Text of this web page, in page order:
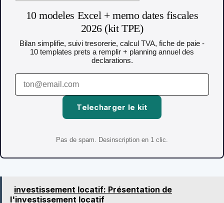
10 modeles Excel + memo dates fiscales
2026 (kit TPE)
Bilan simplifie, suivi tresorerie, calcul TVA, fiche de paie -
10 templates prets a remplir + planning annuel des
declarations.
Telecharger le kit
Pas de spam. Desinscription en 1 clic.
investissement locatif: Présentation de
l'investissement locatif